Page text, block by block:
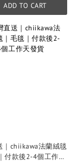
ADD TO CART
｜chiikawa法蘭絨毯
付款後2-4個工作天